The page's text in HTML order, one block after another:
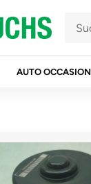
AUTO